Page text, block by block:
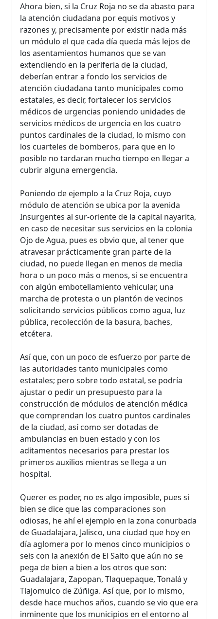
Ahora bien, si la Cruz Roja no se da abasto para
la atención ciudadana por equis motivos y
razones y, precisamente por existir nada más
un módulo el que cada día queda más lejos de
los asentamientos humanos que se van
extendiendo en la periferia de la ciudad,
deberían entrar a fondo los servicios de
atención ciudadana tanto municipales como
estatales, es decir, fortalecer los servicios
médicos de urgencias poniendo unidades de
servicios médicos de urgencia en los cuatro
puntos cardinales de la ciudad, lo mismo con
los cuarteles de bomberos, para que en lo
posible no tardaran mucho tiempo en llegar a
cubrir alguna emergencia.
Poniendo de ejemplo a la Cruz Roja, cuyo
módulo de atención se ubica por la avenida
Insurgentes al sur-oriente de la capital nayarita,
en caso de necesitar sus servicios en la colonia
Ojo de Agua, pues es obvio que, al tener que
atravesar prácticamente gran parte de la
ciudad, no puede llegan en menos de media
hora o un poco más o menos, si se encuentra
con algún embotellamiento vehicular, una
marcha de protesta o un plantón de vecinos
solicitando servicios públicos como agua, luz
pública, recolección de la basura, baches,
etcétera.
Así que, con un poco de esfuerzo por parte de
las autoridades tanto municipales como
estatales; pero sobre todo estatal, se podría
ajustar o pedir un presupuesto para la
construcción de módulos de atención médica
que comprendan los cuatro puntos cardinales
de la ciudad, así como ser dotadas de
ambulancias en buen estado y con los
aditamentos necesarios para prestar los
primeros auxilios mientras se llega a un
hospital.
Querer es poder, no es algo imposible, pues si
bien se dice que las comparaciones son
odiosas, he ahí el ejemplo en la zona conurbada
de Guadalajara, Jalisco, una ciudad que hoy en
día aglomera por lo menos cinco municipios o
seis con la anexión de El Salto que aún no se
pega de bien a bien a los otros que son:
Guadalajara, Zapopan, Tlaquepaque, Tonalá y
Tlajomulco de Zúñiga. Así que, por lo mismo,
desde hace muchos años, cuando se vio que era
inminente que los municipios en el entorno al